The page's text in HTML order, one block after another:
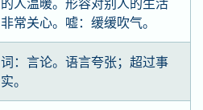
非常关心。嘘：缓缓吹气。
词：言论。语言夸张；超过事
实。